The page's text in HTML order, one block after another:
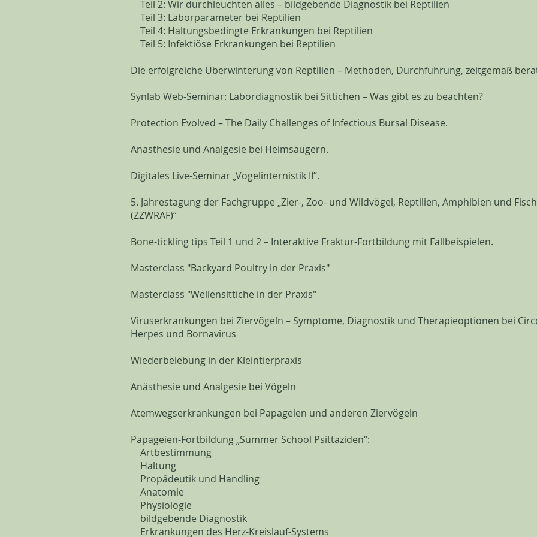
Teil 2: Wir durchleuchten alles – bildgebende Diagnostik bei Reptilien
Teil 3: Laborparameter bei Reptilien
Teil 4: Haltungsbedingte Erkrankungen bei Reptilien
Teil 5: Infektiöse Erkrankungen bei Reptilien
Die erfolgreiche Überwinterung von Reptilien – Methoden, Durchführung, zeitgemäß
Synlab Web-Seminar: Labordiagnostik bei Sittichen – Was gibt es zu beachten?
Protection Evolved – The Daily Challenges of Infectious Bursal Disease.
Anästhesie und Analgesie bei Heimsäugern.
Digitales Live-Seminar „Vogelinternistik II”.
5. Jahrestagung der Fachgruppe „Zier-, Zoo- und Wildvögel, Reptilien, Amphibien und
(ZZWRAF)“
Bone-tickling tips Teil 1 und 2 – Interaktive Fraktur-Fortbildung mit Fallbeispielen.
Masterclass "Backyard Poultry in der Praxis"
Masterclass "Wellensittiche in der Praxis"
Viruserkrankungen bei Ziervögeln – Symptome, Diagnostik und Therapieoptionen bei
Herpes und Bornavirus
Wiederbelebung in der Kleintierpraxis
Anästhesie und Analgesie bei Vögeln
Atemwegserkrankungen bei Papageien und anderen Ziervögeln
Papageien-Fortbildung „Summer School Psittaziden“:
Artbestimmung
Haltung
Propädeutik und Handling
Anatomie
Physiologie
bildgebende Diagnostik
Erkrankungen des Herz-Kreislauf-Systems